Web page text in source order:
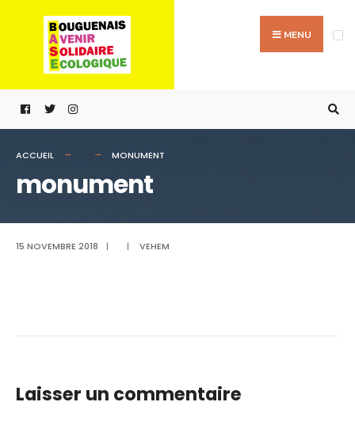
contenu
MENU
ACCUEIL MONUMENT
monument
15 NOVEMBRE 2018 | | VEHEM
Laisser un commentaire
for: